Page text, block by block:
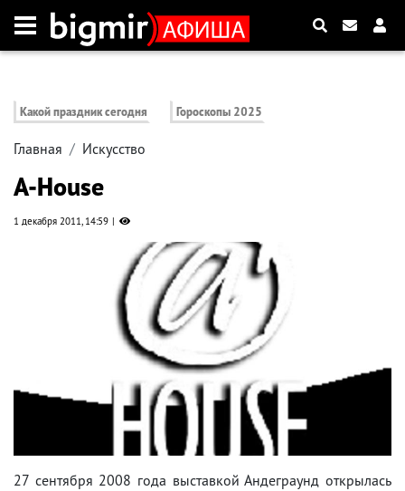
Какой праздник сегодня Гороскопы 2025
Главная Искусство
A-House
1 декабря 2011, 14:59
27 сентября 2008 года выставкой Андеграунд открылась